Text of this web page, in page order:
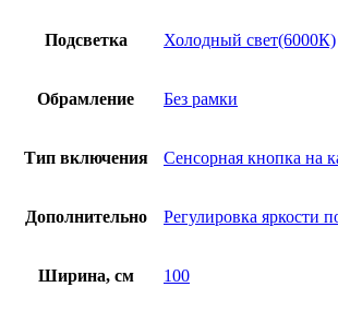
Подсветка Холодный свет(6000К)
Обрамление Без рамки
Тип включения Сенсорная кнопка на
Дополнительно Регулировка яркости
Ширина, см 100